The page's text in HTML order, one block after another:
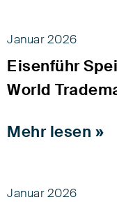
Januar 2026
Eisenführ
World
Mehr lesen »
Januar 2026